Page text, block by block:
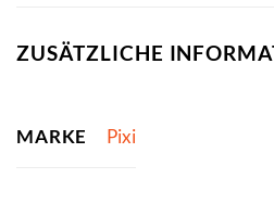
ZUSÄTZLICHE
MARKE Pixi